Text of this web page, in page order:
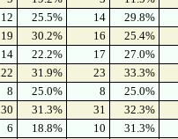
12 25.5% 14
29.8%
19 30.2% 16
25.4%
14 22.2% 17
27.0%
22 31.9% 23
33.3%
8 25.0% 8
25.0%
30 31.3% 31
32.3%
6 18.8% 10
31.3%